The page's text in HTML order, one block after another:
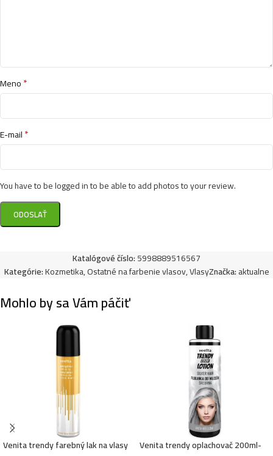
Meno*
E-mail*
You have to be logged in to be able to add photos to your review.
Katalógové číslo:5998889516567
Kategórie:Kozmetika,Ostatné na farbenie vlasov,VlasyZnačka:aktualne
Mohlo by sa Vám páčiť
Venita trendy farebný lak na vlasy Venita trendy oplachovač 200ml-